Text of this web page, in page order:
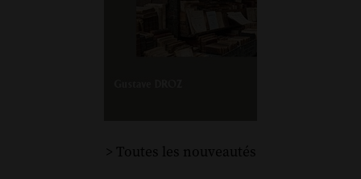
> Toutes les nouveautés